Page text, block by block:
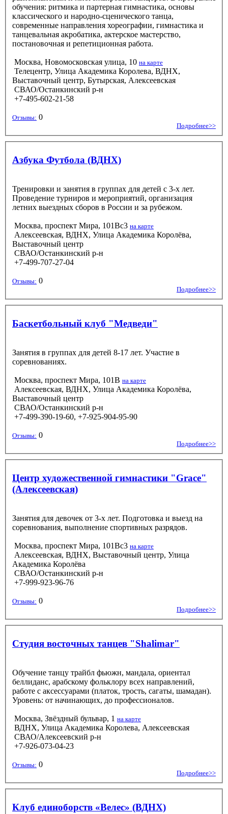
обучения: ритмика и партерная гимнастика, основы
классического и народно-сценического танца,
современные направления хореографии, гимнастика и
танцевальная акробатика, актерское мастерство,
постановочная и репетиционная работа.
Москва, Новомосковская улица, 10 на карте
Телецентр, Улица Академика Королева, ВДНХ,
Выставочный центр, Бутырская, Алексеевская
СВАО/Останкинский р-н
+7-495-602-21-58
Отзывы: 0
Подробнее>>
Азбука Футбола (ВДНХ)
Тренировки и занятия в группах для детей с 3-х лет.
Проведение турниров и мероприятий, организация
летних выездных сборов в России и за рубежом.
Москва, проспект Мира, 101Вс3 на карте
Алексеевская, ВДНХ, Улица Академика Королёва,
Выставочный центр
СВАО/Останкинский р-н
+7-499-707-27-04
Отзывы: 0
Подробнее>>
Баскетбольный клуб "Медведи"
Занятия в группах для детей 8-17 лет. Участие в
соревнованиях.
Москва, проспект Мира, 101В на карте
Алексеевская, ВДНХ, Улица Академика Королёва,
Выставочный центр
СВАО/Останкинский р-н
+7-499-390-19-60, +7-925-904-95-90
Отзывы: 0
Подробнее>>
Центр художественной гимнастики "Grace"
(Алексеевская)
Занятия для девочек от 3-х лет. Подготовка и выезд на
соревнования, выполнение спортивных разрядов.
Москва, проспект Мира, 101Вс3 на карте
Алексеевская, ВДНХ, Выставочный центр, Улица
Академика Королёва
СВАО/Останкинский р-н
+7-999-923-96-76
Отзывы: 0
Подробнее>>
Студия восточных танцев "Shalimar"
Обучение танцу трайбл фьюжн, мандала, ориентал
беллиданс, арабскому фольклору всех направлений,
работе с аксессуарами (платок, трость, сагаты, шамадан).
Уровень: от начинающих, до профессионалов.
Москва, Звёздный бульвар, 1 на карте
ВДНХ, Улица Академика Королева, Алексеевская
СВАО/Алексеевский р-н
+7-926-073-04-23
Отзывы: 0
Подробнее>>
Клуб единоборств «Велес» (ВДНХ)